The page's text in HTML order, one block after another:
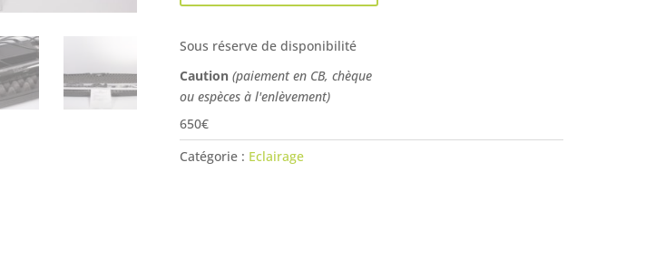
Sous réserve de disponibilité
Caution (paiement en CB, chèque
ou espèces à l'enlèvement)
650€
Catégorie : Eclairage